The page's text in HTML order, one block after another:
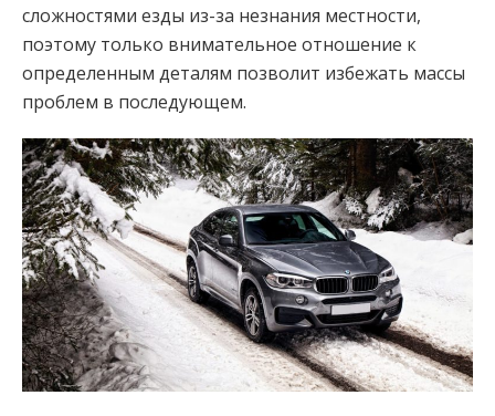
сложностями езды из-за незнания местности,
поэтому только внимательное отношение к
определенным деталям позволит избежать массы
проблем в последующем.